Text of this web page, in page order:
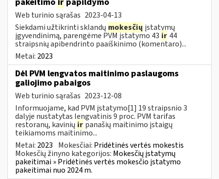
Web turinio sąrašas 2023-04-13
Siekdami užtikrinti sklandų mokesčių įstatymų
įgyvendinimą, parengėme PVM įstatymo 43 ir 44
straipsnių apibendrinto paaiškinimo (komentaro)...
Metai: 2023
Dėl PVM lengvatos maitinimo paslaugoms
galiojimo pabaigos
Web turinio sąrašas 2023-12-08
Informuojame, kad PVM įstatymo[1] 19 straipsnio 3
dalyje nustatytas lengvatinis 9 proc. PVM tarifas
restoranų, kavinių ir panašių maitinimo įstaigų
teikiamoms maitinimo...
Metai: 2023 Mokesčiai: Pridėtinės vertės mokestis
Mokesčių žinyno kategorijos: Mokesčių įstatymų
pakeitimai » Pridėtinės vertės mokesčio įstatymo
pakeitimai nuo 2024 m.